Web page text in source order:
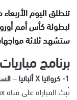
تنطلق اليوم
لبطولة كأس أمم
ستشهد ثلاثة
برنامج مباريات
1- كرواتيا X ألبانيا –
تُبث المباراة على قناة beIN Sports HD 1 Max